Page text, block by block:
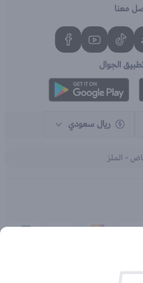
معنا
الجوال
ريال سعودي
- الملز
اي براند - جملة الصيدليات